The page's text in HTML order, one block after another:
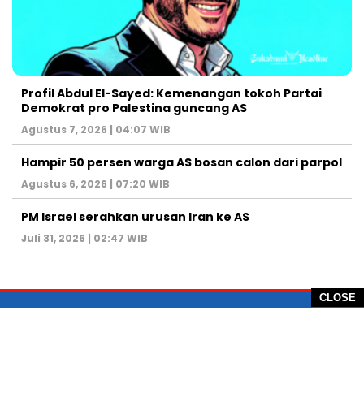
CLOSE
Profil Abdul El-Sayed: Kemenangan tokoh Partai
Demokrat pro Palestina guncang AS
Agustus 7, 2026 | 04:07 WIB
Hampir 50 persen warga AS bosan calon dari parpol
Agustus 6, 2026 | 07:20 WIB
PM Israel serahkan urusan Iran ke AS
Juli 31, 2026 | 02:47 WIB